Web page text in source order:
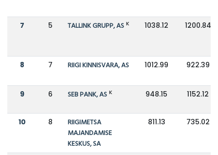
7 5 TALLINK GRUPP, AS K 1038.12 1200.84
8 7 RIIGI KINNISVARA, AS 1012.99 922.39
9 6 SEB PANK, AS K 948.15 1152.12
10 8
RIIGIMETSA
MAJANDAMISE
KESKUS, SA
811.13 735.02